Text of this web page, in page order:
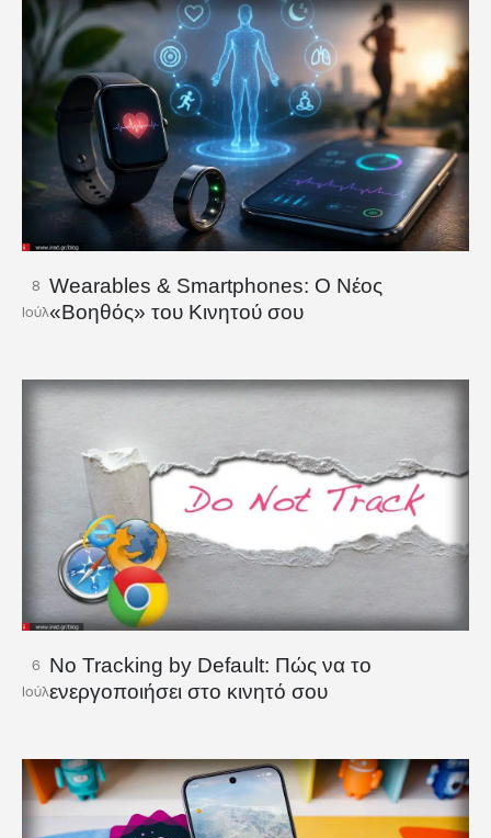
8
Ιούλ
Wearables & Smartphones: Ο Νέος
«Βοηθός» του Κινητού σου
6
Ιούλ
No Tracking by Default: Πώς να το
ενεργοποιήσει στο κινητό σου